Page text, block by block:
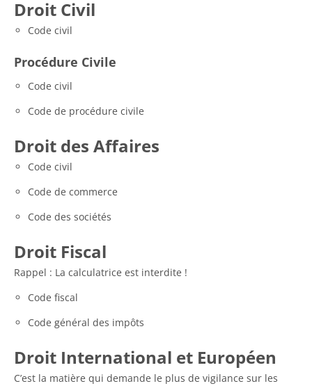
Droit Civil
Code civil
Procédure Civile
Code civil
Code de procédure civile
Droit des Affaires
Code civil
Code de commerce
Code des sociétés
Droit Fiscal
Rappel : La calculatrice est interdite !
Code fiscal
Code général des impôts
Droit International et Européen
C’est la matière qui demande le plus de vigilance sur les